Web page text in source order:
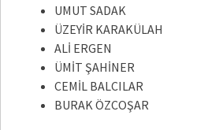
UMUT SADAK
ÜZEYİR KARAKÜLAH
ALİ ERGEN
ÜMİT ŞAHİNER
CEMİL BALCILAR
BURAK ÖZCOŞAR